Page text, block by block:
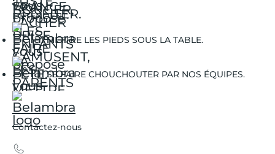
DÉTENDENT.
METTRE LES PIEDS SOUS LA TABLE.
SE FAIRE CHOUCHOUTER PAR NOS ÉQUIPES.
Contactez-nous